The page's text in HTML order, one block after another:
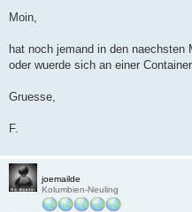
i
a
Moin,
hat noch jemand in den naechsten
oder wuerde sich an einer
Gruesse,
F.
joemailde
Kolumbien-Neuling